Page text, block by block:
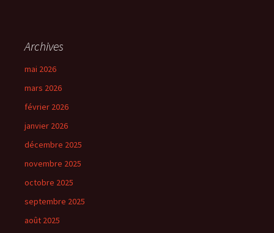
Archives
mai 2026
mars 2026
février 2026
janvier 2026
décembre 2025
novembre 2025
octobre 2025
septembre 2025
août 2025